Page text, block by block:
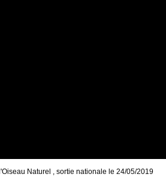
Naturel , sortie nationale le 24/05/2019